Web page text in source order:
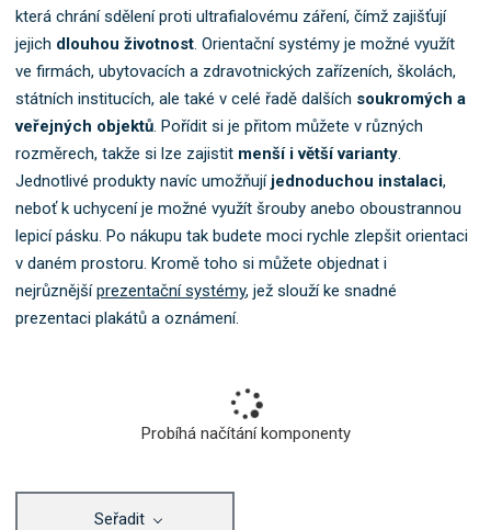
o
e
g
o
r
i
která chrání sdělení proti ultrafialovému záření, čímž zajišťují
jejich dlouhou životnost. Orientační systémy je možné využít
ve firmách, ubytovacích a zdravotnických zařízeních, školách,
státních institucích, ale také v celé řadě dalších soukromých a
veřejných objektů. Pořídit si je přitom můžete v různých
rozměrech, takže si lze zajistit menší i větší varianty.
Jednotlivé produkty navíc umožňují jednoduchou instalaci,
neboť k uchycení je možné využít šrouby anebo oboustrannou
lepicí pásku. Po nákupu tak budete moci rychle zlepšit orientaci
v daném prostoru. Kromě toho si můžete objednat i
nejrůznějšíprezentační systémy, jež slouží ke snadné
prezentaci plakátů a oznámení.
Probíhá načítání komponenty
Seřadit